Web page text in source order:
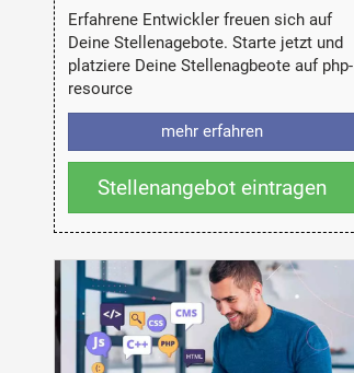
Erfahrene Entwickler freuen sich auf
Deine Stellenagebote. Starte jetzt und
platziere Deine Stellenagbeote auf php-
resource
mehr erfahren
Stellenangebot eintragen